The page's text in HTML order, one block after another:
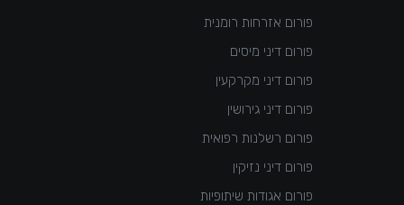
פורום אזרחות רומנית
פורום דיני מיסים
פורום דיני מקרקעין
פורום דיני גירושין
פורום רשלנות רפואית
פורום דיני נזיקין
פורום אגודות שיתופיות